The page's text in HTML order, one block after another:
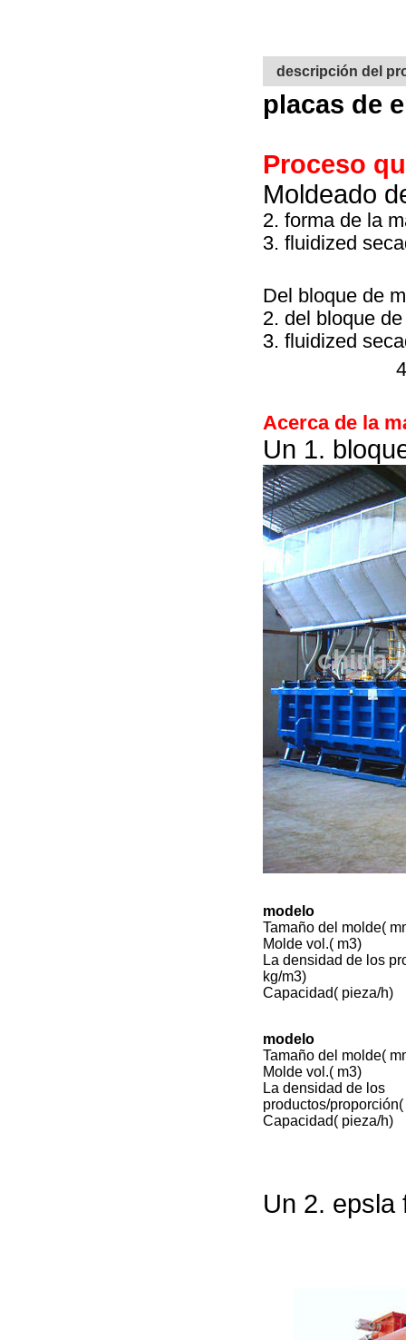
descripción del
placas de
Proceso
Moldeado
2. forma de la
3. fluidized
Del bloque de
2. del bloque
3. fluidized
Acerca de la
Un 1.
modelo
Tamaño del molde(
Molde vol.( m3)
La densidad de los
kg/m3)
Capacidad( pieza/h)
modelo
Tamaño del molde(
Molde vol.( m3)
La densidad de los
productos/
Capacidad( pieza/h)
Un 2. epsla